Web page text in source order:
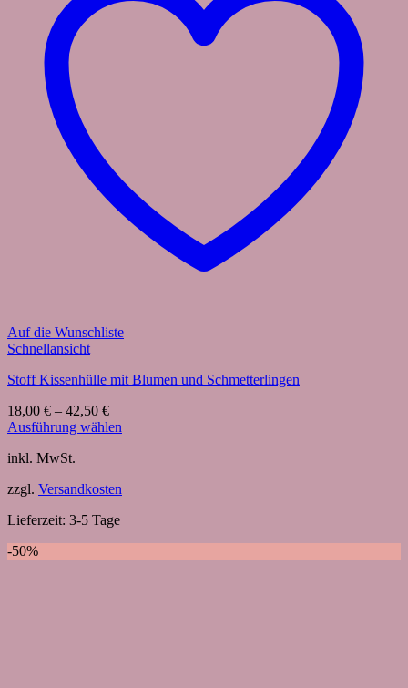
Auf die Wunschliste
Schnellansicht
Stoff Kissenhülle mit Blumen und Schmetterlingen
18,00 € – 42,50 €
Ausführung wählen
Produkt
mehrere
auf.
Die
Optionen
inkl. MwSt.
zzgl. Versandkosten
Lieferzeit: 3-5 Tage
-50%